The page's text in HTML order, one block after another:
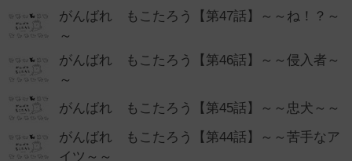
がんばれ もこたろう【第47話】～～ね！？～
～
がんばれ もこたろう【第46話】～～侵入者～
～
がんばれ もこたろう【第45話】～～忠犬～～
がんばれ もこたろう【第44話】～～苦手なア
イツ～～